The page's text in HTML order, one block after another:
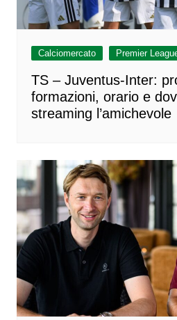
Calciomercato Premier
TS – Juventus-Inter:
formazioni, orario e
streaming l’amichevole